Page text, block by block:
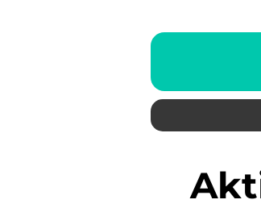
Aktier Nordea: En grundlig